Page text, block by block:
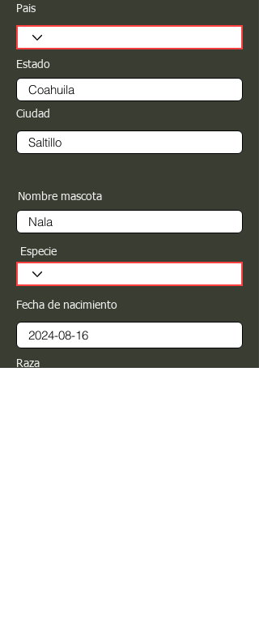
Pais
Estado
Ciudad
Nombre mascota
Especie
Fecha de nacimiento
Raza